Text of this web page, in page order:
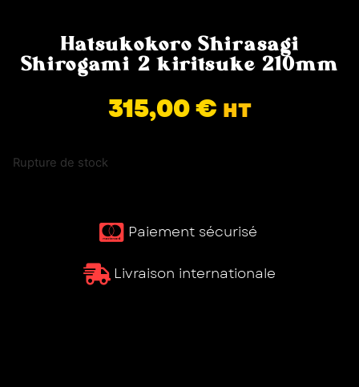
Hatsukokoro Shirasagi
Shirogami 2 kiritsuke 210mm
315,00€ HT
Rupture de stock
Paiement sécurisé ​
Livraison internationale